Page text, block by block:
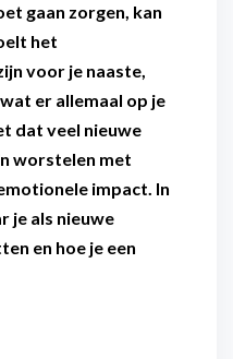
gaan zorgen, kan
het
voor je naaste,
er allemaal op je
dat veel nieuwe
worstelen met
impact. In
je als nieuwe
en hoe je een